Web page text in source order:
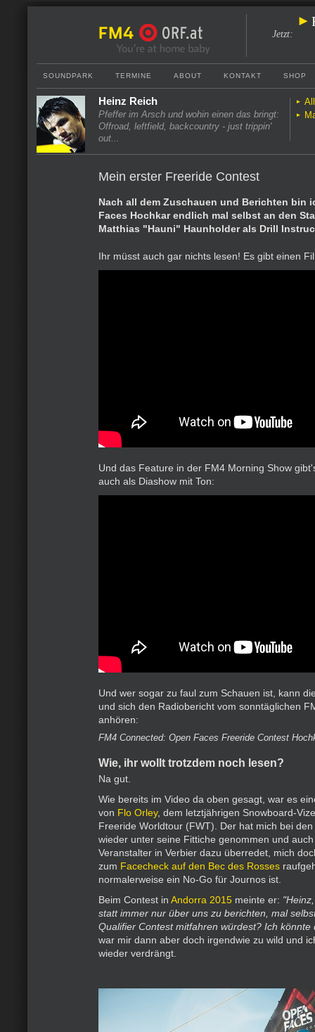
Jetzt:
SOUNDPARK TERMINE ABOUT KONTAKT SHOP
Heinz Reich
Pfeffer im Arsch und wohin einen das bringt:
Offroad, leftfield, backcountry - just trippin'
out...
Mein erster Freeride Contest
Nach all dem Zuschauen und Berichten bin
Faces Hochkar endlich mal selbst an den
Matthias "Hauni" Haunholder als Drill
Ihr müsst auch gar nichts lesen! Es gibt einen
Und das Feature in der FM4 Morning Show
auch als Diashow mit Ton:
Und wer sogar zu faul zum Schauen ist, kann
und sich den Radiobericht vom sonntäglichen
anhören:
FM4 Connected: Open Faces Freeride Contest
Wie, ihr wollt trotzdem noch lesen?
Na gut.
Wie bereits im Video da oben gesagt, war es
von Flo Orley, dem letztjährigen Snowboard-
Freeride Worldtour (FWT). Der hat mich bei
wieder unter seine Fittiche genommen und
Veranstalter in Verbier dazu überredet, mich
zum Facecheck auf den Bec des Rosses
normalerweise ein No-Go für Journos ist.
Beim Contest in Andorra 2015 meinte er:
statt immer nur über uns zu berichten, mal
Qualifier Contest mitfahren würdest? Ich könnte
war mir dann aber doch irgendwie zu wild und
wieder verdrängt.